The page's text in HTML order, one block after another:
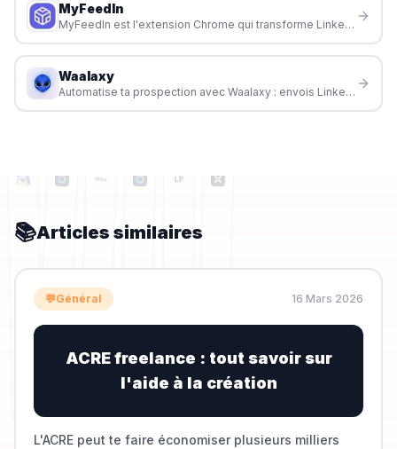
MyFeedIn
MyFeedIn est l'extension Chrome qui transforme LinkedIn en machine à opportunités : feeds personnalisés, analytics de contenu, agent IA pour écrire, et campagnes d'outreach.
Waalaxy
Automatise ta prospection avec Waalaxy : envois LinkedIn, emails, relances intelligentes et assistant IA pour freelances, commerciaux et recruteurs.
📚Articles similaires
💬Général 16 Mars 2026
ACRE freelance : tout savoir sur
l'aide à la création
L'ACRE peut te faire économiser plusieurs milliers